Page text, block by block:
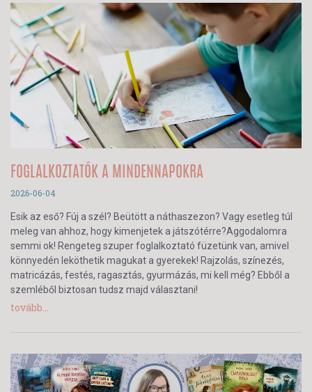
FOGLALKOZTATÓK A MINDENNAPOKRA
2026-06-04
Esik az eső? Fúj a szél? Beütött a náthaszezon? Vagy esetleg túl
meleg van ahhoz, hogy kimenjetek a játszótérre?Aggodalomra
semmi ok! Rengeteg szuper foglalkoztató füzetünk van, amivel
könnyedén leköthetik magukat a gyerekek! Rajzolás, színezés,
matricázás, festés, ragasztás, gyurmázás, mi kell még? Ebből a
szemléből biztosan tudsz majd választani!
tovább...